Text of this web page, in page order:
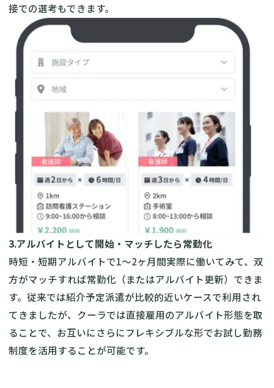
接での選考もできます。
3.アルバイトとして開始・マッチしたら常勤化
時短・短期アルバイトで1～2ヶ月間実際に働いてみて、双
方がマッチすれば常勤化（またはアルバイト更新）できま
す。従来では紹介予定派遣が比較的近いケースで利用され
てきましたが、クーラでは直接雇用のアルバイト形態を取
ることで、お互いにさらにフレキシブルな形でお試し勤務
制度を活用することが可能です。